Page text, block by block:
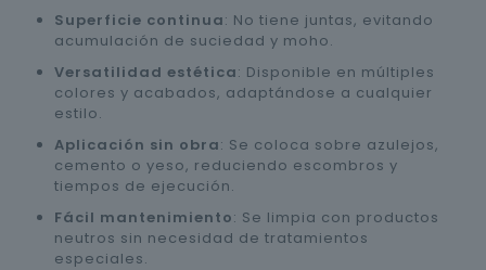
Superficie continua: No tiene juntas, evitando
acumulación de suciedad y moho.
Versatilidad estética: Disponible en múltiples
colores y acabados, adaptándose a cualquier
estilo.
Aplicación sin obra: Se coloca sobre azulejos,
cemento o yeso, reduciendo escombros y
tiempos de ejecución.
Fácil mantenimiento: Se limpia con productos
neutros sin necesidad de tratamientos
especiales.